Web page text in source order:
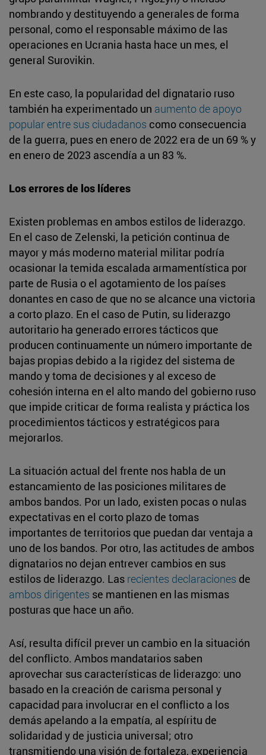
nombrando y destituyendo a generales de forma
personal, como el responsable máximo de las
operaciones en Ucrania hasta hace un mes, el
general Surovikin.
En este caso, la popularidad del dignatario ruso
también ha experimentado un aumento de apoyo
popular entre sus ciudadanos como consecuencia
de la guerra, pues en enero de 2022 era de un 69 % y
en enero de 2023 ascendía a un 83 %.
Los errores de los líderes
Existen problemas en ambos estilos de liderazgo.
En el caso de Zelenski, la petición continua de
mayor y más moderno material militar podría
ocasionar la temida escalada armamentística por
parte de Rusia o el agotamiento de los países
donantes en caso de que no se alcance una victoria
a corto plazo. En el caso de Putin, su liderazgo
autoritario ha generado errores tácticos que
producen continuamente un número importante de
bajas propias debido a la rigidez del sistema de
mando y toma de decisiones y al exceso de
cohesión interna en el alto mando del gobierno ruso
que impide criticar de forma realista y práctica los
procedimientos tácticos y estratégicos para
mejorarlos.
La situación actual del frente nos habla de un
estancamiento de las posiciones militares de
ambos bandos. Por un lado, existen pocas o nulas
expectativas en el corto plazo de tomas
importantes de territorios que puedan dar ventaja a
uno de los bandos. Por otro, las actitudes de ambos
dignatarios no dejan entrever cambios en sus
estilos de liderazgo. Las recientes declaraciones de
ambos dirigentes se mantienen en las mismas
posturas que hace un año.
Así, resulta difícil prever un cambio en la situación
del conflicto. Ambos mandatarios saben
aprovechar sus características de liderazgo: uno
basado en la creación de carisma personal y
capacidad para involucrar en el conflicto a los
demás apelando a la empatía, al espíritu de
solidaridad y de justicia universal; otro
transmitiendo una visión de fortaleza, experiencia